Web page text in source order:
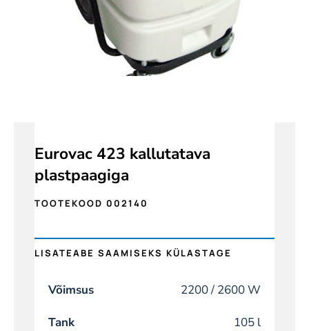
Eurovac 423 kallutatava
plastpaagiga
TOOTEKOOD 002140
LISATEABE SAAMISEKS KÜLASTAGE
Võimsus 2200 / 2600 W
Tank 105 l